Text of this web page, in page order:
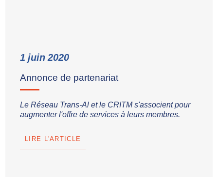
1 juin 2020
Annonce de partenariat
Le Réseau Trans-Al et le CRITM s'associent pour
augmenter l'offre de services à leurs membres.
LIRE L'ARTICLE